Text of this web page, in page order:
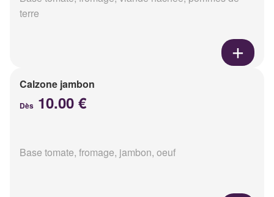
terre
Calzone jambon
Dès 10.00 €
Base tomate, fromage, jambon, oeuf